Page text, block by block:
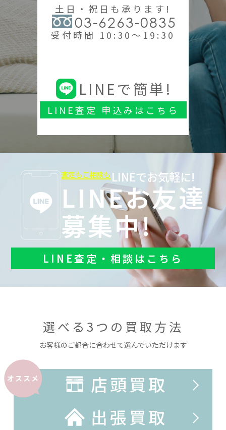
土日・祝日も承ります!
03-6263-0835
受付時間 10:30～19:30
LINEで簡単!
LINE査定 申込みはこちら
査定もご相談も LINEでお気軽に!
LINEお友達
募集中!
LINE査定・相談はこちら
選べる3つの買取方法
お客様のご都合に合わせて選んでいただけます
オススメ
店頭買取
出張買取